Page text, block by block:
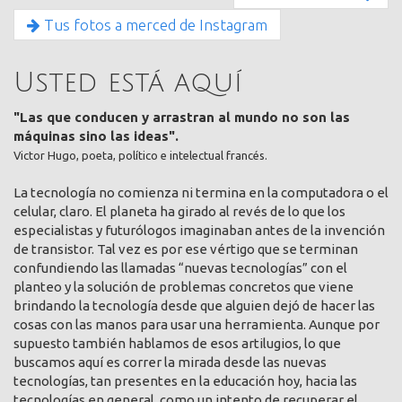
Tus fotos a merced de Instagram
Usted está aquí
"Las que conducen y arrastran al mundo no son las
máquinas sino las ideas".
Victor Hugo, poeta, político e intelectual francés.
La tecnología no comienza ni termina en la computadora o el
celular, claro. El planeta ha girado al revés de lo que los
especialistas y futurólogos imaginaban antes de la invención
de transistor. Tal vez es por ese vértigo que se terminan
confundiendo las llamadas “nuevas tecnologías” con el
planteo y la solución de problemas concretos que viene
brindando la tecnología desde que alguien dejó de hacer las
cosas con las manos para usar una herramienta. Aunque por
supuesto también hablamos de esos artilugios, lo que
buscamos aquí es correr la mirada desde las nuevas
tecnologías, tan presentes en la educación hoy, hacia las